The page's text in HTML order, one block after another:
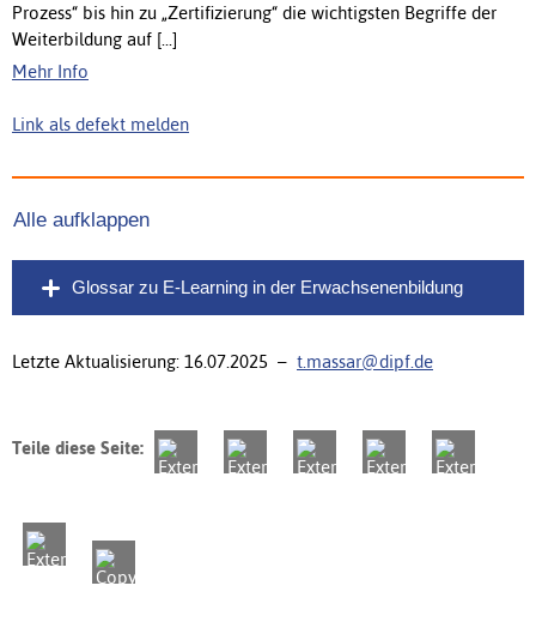
Prozess“ bis hin zu „Zertifizierung“ die wichtigsten Begriffe der
Weiterbildung auf [...]
Mehr Info
Link als defekt melden
Alle aufklappen
Glossar zu E-Learning in der Erwachsenenbildung
Letzte Aktualisierung: 16.07.2025 – t.massar@dipf.de
Teile diese Seite: